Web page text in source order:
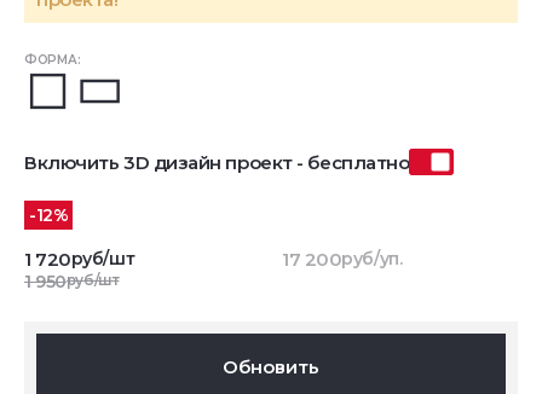
ФОРМА:
Включить 3D дизайн проект - бесплатно
-12%
1 720руб/шт
1 950руб/шт
17 200руб/уп.
Обновить